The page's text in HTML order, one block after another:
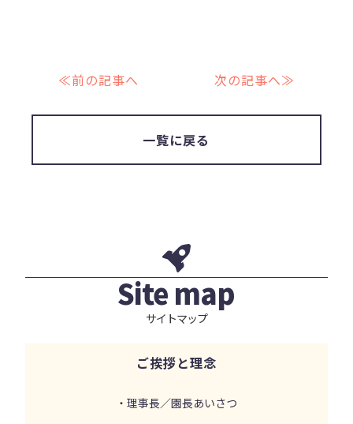
≪前の記事へ 次の記事へ≫
一覧に戻る
Site map
サイトマップ
ご挨拶と理念
・理事長／園長あいさつ